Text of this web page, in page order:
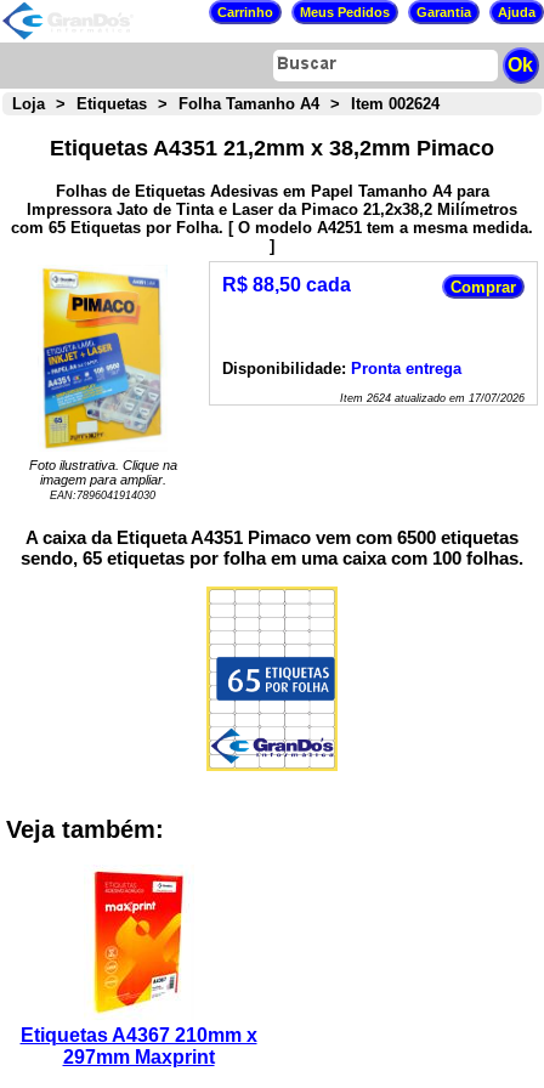
Loja > Etiquetas > Folha Tamanho A4 > Item 002624
Etiquetas A4351 21,2mm x 38,2mm Pimaco
Folhas de Etiquetas Adesivas em Papel Tamanho A4 para
Impressora Jato de Tinta e Laser da Pimaco 21,2x38,2 Milímetros
com 65 Etiquetas por Folha. [ O modelo A4251 tem a mesma medida.
]
Foto ilustrativa. Clique na
imagem para ampliar.
EAN: 7896041914030
R$ 88,50 cada
Disponibilidade: Pronta entrega
Item 2624atualizado em 17/07/2026
A caixa da Etiqueta A4351 Pimaco vem com 6500 etiquetas
sendo, 65 etiquetas por folha em uma caixa com 100 folhas.
Veja também:
Etiquetas A4367 210mm x
297mm Maxprint